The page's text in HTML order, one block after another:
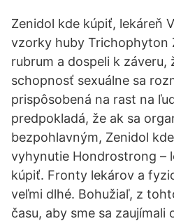
Zenidol kde kúpiť, lekáreň
vzorky huby Trichophyton
rubrum a dospeli k záveru,
schopnosť sexuálne sa
prispôsobená na rast na
predpokladá, že ak sa
bezpohlavným, Zenidol
vyhynutie Hondrostrong –
kúpiť. Fronty lekárov a
veľmi dlhé. Bohužiaľ, z
času, aby sme sa zaujímali